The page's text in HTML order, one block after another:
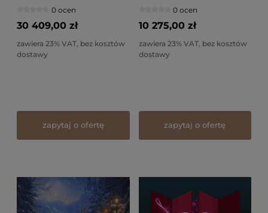
0 ocen
30 409,00 zł
zawiera 23% VAT, bez kosztów
dostawy
zapytaj o ofertę
0 ocen
10 275,00 zł
zawiera 23% VAT, bez kosztów
dostawy
zapytaj o ofertę